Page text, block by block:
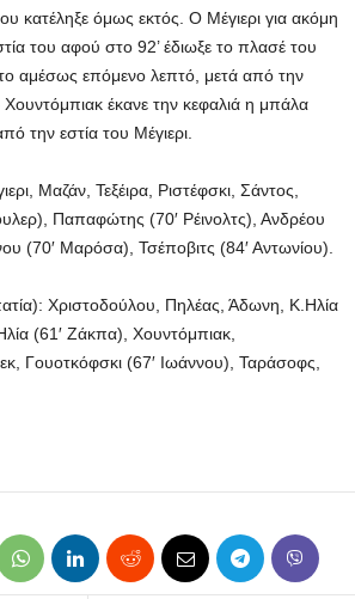
κατέληξε όμως εκτός. Ο Μέγιερι για ακόμη
του αφού στο 92’ έδιωξε το πλασέ του
αμέσως επόμενο λεπτό, μετά από την
έκανε την κεφαλιά η μπάλα
την εστία του Μέγιερι.
Μαζάν, Τεξέιρα, Ριστέφσκι, Σάντος,
Παπαφώτης (70′ Ρέινολτς), Ανδρέου
(70′ Μαρόσα), Τσέποβιτς (84′ Αντωνίου).
Χριστοδούλου, Πηλέας, Άδωνη, Κ.Ηλία
(61′ Ζάκπα), Χουντόμπιακ,
Γουοτκόφσκι (67′ Ιωάννου), Ταράσοφς,